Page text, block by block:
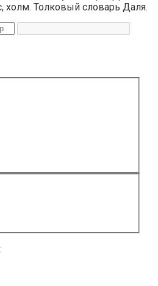
холм. Толковый словарь Даля.